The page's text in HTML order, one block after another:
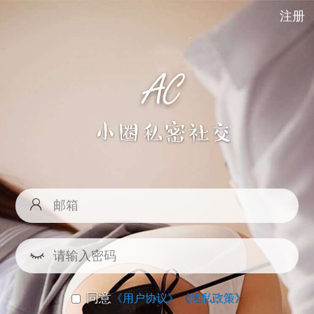
注册
同意《用户协议》《隐私政策》